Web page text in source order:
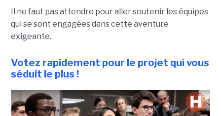
Il ne faut pas attendre pour aller soutenir les équipes
qui se sont engagées dans cette aventure
exigeante.
Votez rapidement pour le projet qui vous
séduit le plus !